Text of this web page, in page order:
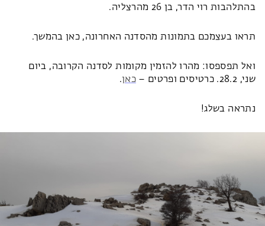
בהתלהבות רוי הדר, בן 26 מהרצליה.
תראו בעצמכם בתמונות מהסדנה האחרונה, כאן בהמשך.
ואל תפספסו: מהרו להזמין מקומות לסדנה הקרובה, ביום
שני, 28.2. כרטיסים ופרטים –
כאן.
נתראה בשלג!